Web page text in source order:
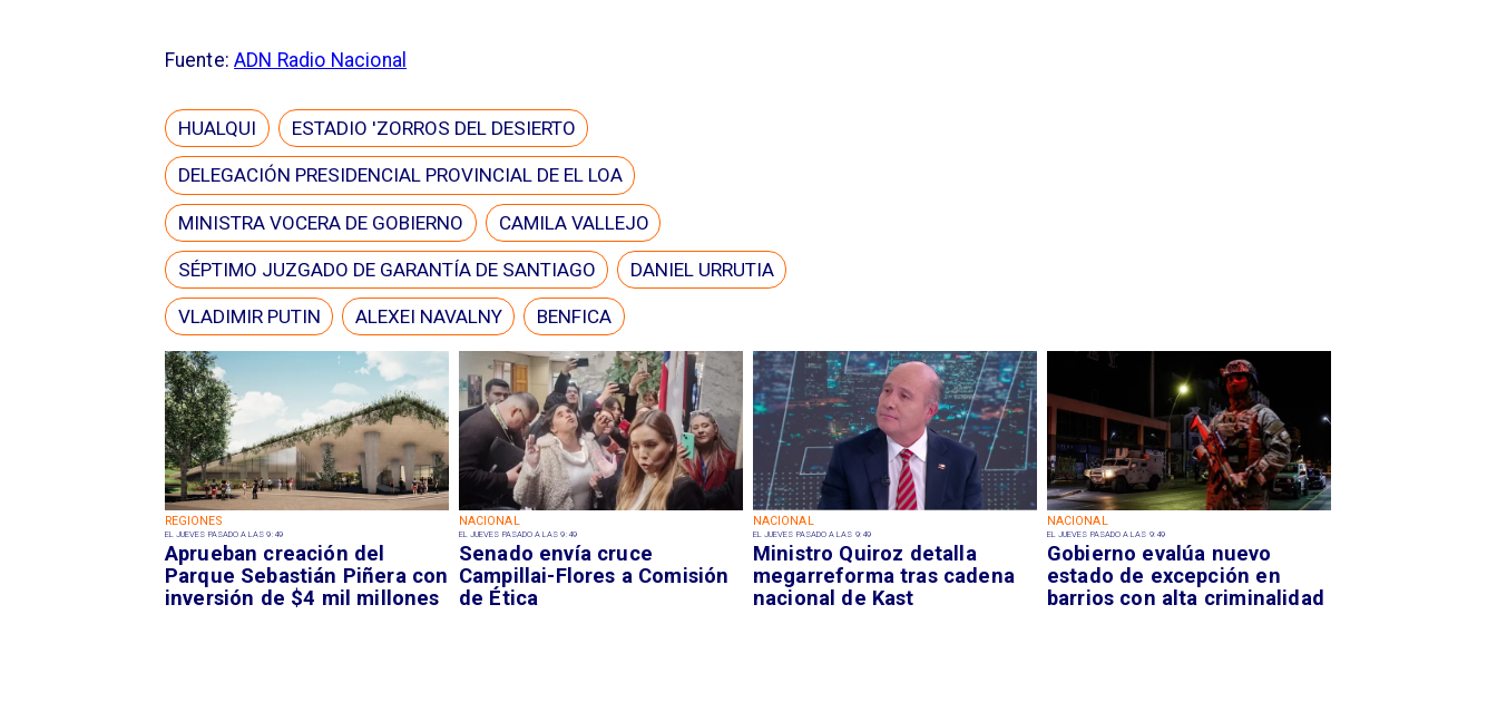
REGIONES
EL JUEVES PASADO A LAS 9:49
Aprueban creación del
Parque Sebastián Piñera con
inversión de $4 mil millones
NACIONAL
EL JUEVES PASADO A LAS 9:49
Senado envía cruce
Campillai-Flores a Comisión
de Ética
NACIONAL
EL JUEVES PASADO A LAS 9:49
Ministro Quiroz detalla
megarreforma tras cadena
nacional de Kast
NACIONAL
EL JUEVES PASADO A LAS 9:49
Gobierno evalúa nuevo
estado de excepción en
barrios con alta criminalidad
Fuente:ADN Radio Nacional
HUALQUI ESTADIO 'ZORROS DEL DESIERTO
DELEGACIÓN PRESIDENCIAL PROVINCIAL DE EL LOA
MINISTRA VOCERA DE GOBIERNO CAMILA VALLEJO
SÉPTIMO JUZGADO DE GARANTÍA DE SANTIAGO DANIEL URRUTIA
VLADIMIR PUTIN ALEXEI NAVALNY BENFICA